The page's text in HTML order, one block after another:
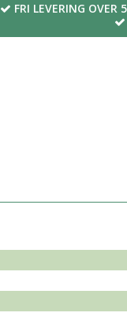
FRI LEVERING OVER